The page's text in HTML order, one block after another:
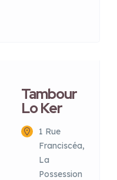
Tambour
Lo Ker
1 Rue
Franciscéa,
La
Possession